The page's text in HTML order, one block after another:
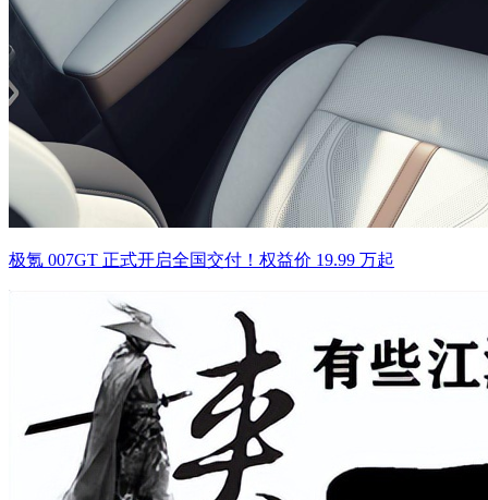
极氪 007GT 正式开启全国交付！权益价 19.99 万起